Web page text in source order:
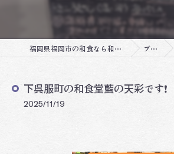
福岡県福岡市の和食なら和食堂 藍の天彩 ブログ
下呉服町の和食堂藍の天彩です❗️
2025/11/19